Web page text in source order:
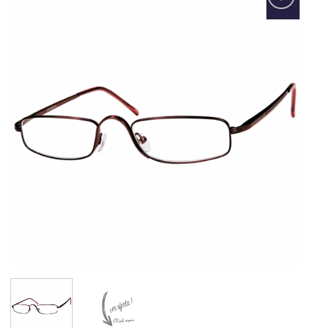
Añadir